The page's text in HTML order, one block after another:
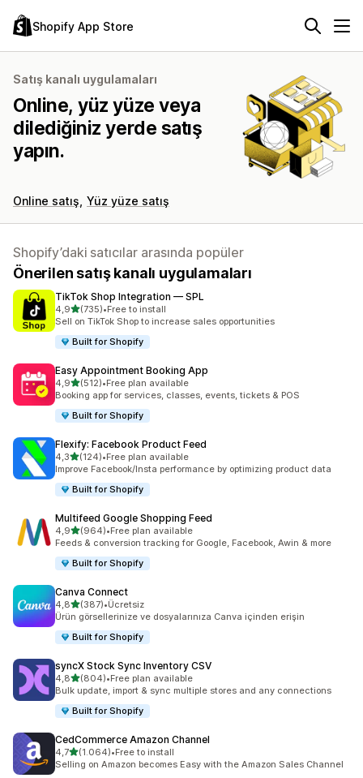
Shopify App Store
Satış kanalı uygulamaları
Online, yüz yüze veya
dilediğiniz yerde satış
yapın.
Online satış Yüz yüze satış
Shopify’daki satıcılar arasında popüler
Önerilen satış kanalı uygulamaları
TikTok Shop Integration — SPL
4,95 yıldız üzerinden
(735)
toplam 735 değerlendirme
•Free to install
Sell on TikTok Shop to increase sales opportunities
Built for Shopify
Easy Appointment Booking App
4,95 yıldız üzerinden
(512)
toplam 512 değerlendirme
•Free plan available
Booking app for services, classes, events, tickets & POS
Built for Shopify
Flexify: Facebook Product Feed
4,35 yıldız üzerinden
(124)
toplam 124 değerlendirme
•Free plan available
Improve Facebook/Insta performance by optimizing product data
Built for Shopify
Multifeed Google Shopping Feed
4,95 yıldız üzerinden
(964)
toplam 964 değerlendirme
•Free plan available
Feeds & conversion tracking for Google, Facebook, Awin & more
Built for Shopify
Canva Connect
4,85 yıldız üzerinden
(387)
toplam 387 değerlendirme
•Ücretsiz
Ürün görsellerinize ve dosyalarınıza Canva içinden erişin
Built for Shopify
syncX Stock Sync Inventory CSV
4,85 yıldız üzerinden
(804)
toplam 804 değerlendirme
•Free plan available
Bulk update, import & sync multiple stores and any connections
Built for Shopify
CedCommerce Amazon Channel
4,75 yıldız üzerinden
(1.064)
toplam 1064 değerlendirme
•Free to install
Selling on Amazon becomes Easy with the Amazon Sales Channel